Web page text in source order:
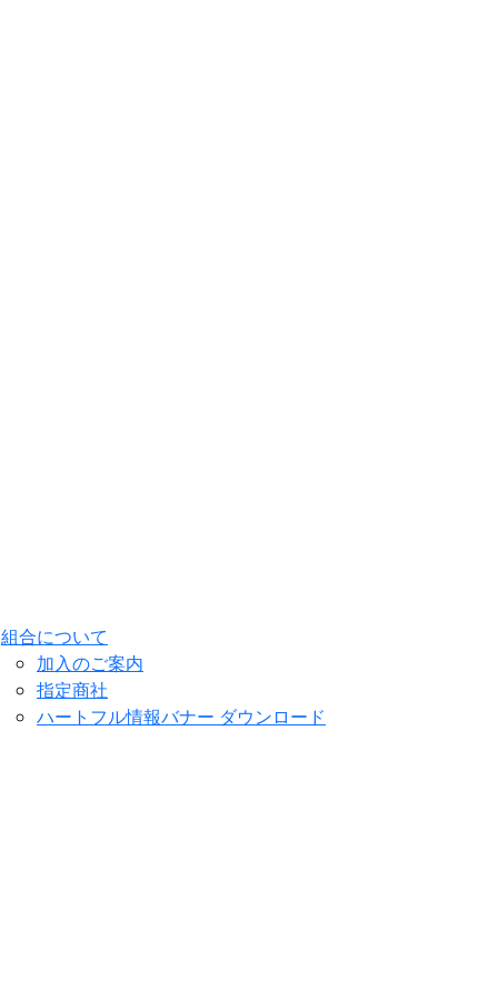
組合について
加入のご案内
指定商社
ハートフル情報バナー ダウンロード